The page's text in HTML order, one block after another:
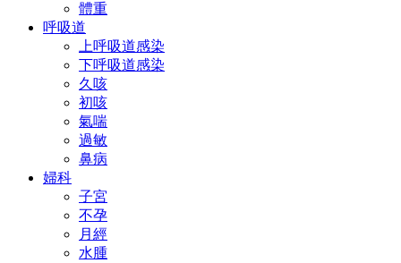
體重
呼吸道
上呼吸道感染
下呼吸道感染
久咳
初咳
氣喘
過敏
鼻病
婦科
子宮
不孕
月經
水腫